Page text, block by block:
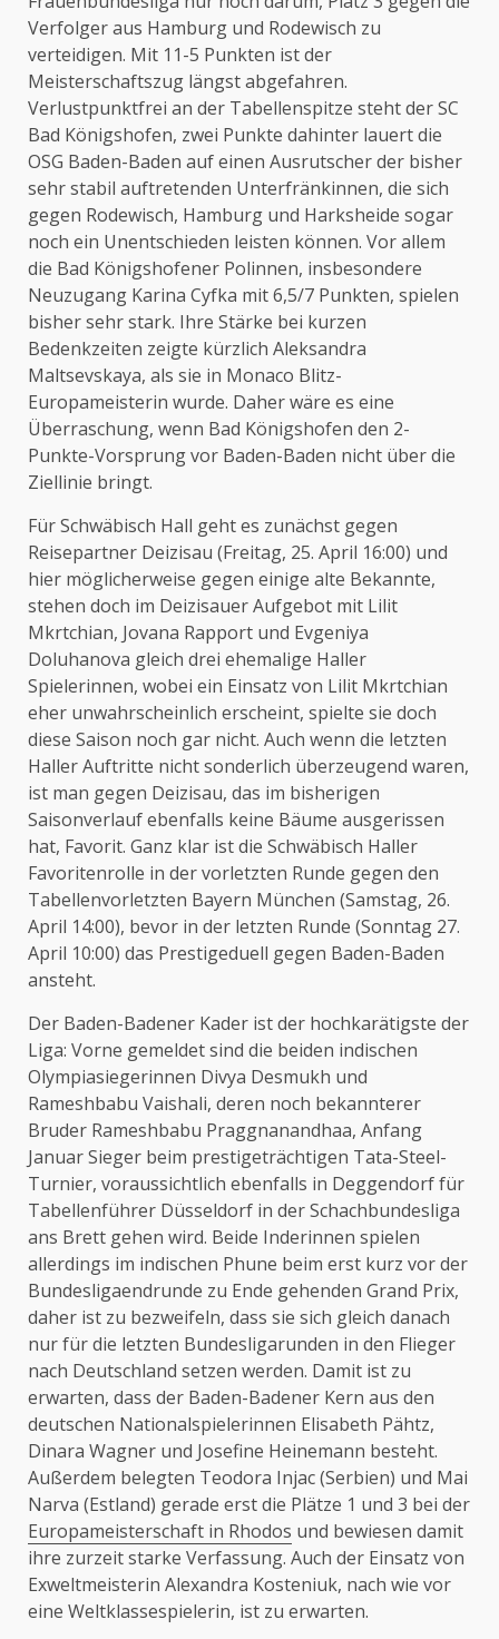
Verfolger aus Hamburg und Rodewisch zu
verteidigen. Mit 11-5 Punkten ist der
Meisterschaftszug längst abgefahren.
Verlustpunktfrei an der Tabellenspitze steht der SC
Bad Königshofen, zwei Punkte dahinter lauert die
OSG Baden-Baden auf einen Ausrutscher der bisher
sehr stabil auftretenden Unterfränkinnen, die sich
gegen Rodewisch, Hamburg und Harksheide sogar
noch ein Unentschieden leisten können. Vor allem
die Bad Königshofener Polinnen, insbesondere
Neuzugang Karina Cyfka mit 6,5/7 Punkten, spielen
bisher sehr stark. Ihre Stärke bei kurzen
Bedenkzeiten zeigte kürzlich Aleksandra
Maltsevskaya, als sie in Monaco Blitz-
Europameisterin wurde. Daher wäre es eine
Überraschung, wenn Bad Königshofen den 2-
Punkte-Vorsprung vor Baden-Baden nicht über die
Ziellinie bringt.
Für Schwäbisch Hall geht es zunächst gegen
Reisepartner Deizisau (Freitag, 25. April 16:00) und
hier möglicherweise gegen einige alte Bekannte,
stehen doch im Deizisauer Aufgebot mit Lilit
Mkrtchian, Jovana Rapport und Evgeniya
Doluhanova gleich drei ehemalige Haller
Spielerinnen, wobei ein Einsatz von Lilit Mkrtchian
eher unwahrscheinlich erscheint, spielte sie doch
diese Saison noch gar nicht. Auch wenn die letzten
Haller Auftritte nicht sonderlich überzeugend waren,
ist man gegen Deizisau, das im bisherigen
Saisonverlauf ebenfalls keine Bäume ausgerissen
hat, Favorit. Ganz klar ist die Schwäbisch Haller
Favoritenrolle in der vorletzten Runde gegen den
Tabellenvorletzten Bayern München (Samstag, 26.
April 14:00), bevor in der letzten Runde (Sonntag 27.
April 10:00) das Prestigeduell gegen Baden-Baden
ansteht.
Der Baden-Badener Kader ist der hochkarätigste der
Liga: Vorne gemeldet sind die beiden indischen
Olympiasiegerinnen Divya Desmukh und
Rameshbabu Vaishali, deren noch bekannterer
Bruder Rameshbabu Praggnanandhaa, Anfang
Januar Sieger beim prestigeträchtigen Tata-Steel-
Turnier, voraussichtlich ebenfalls in Deggendorf für
Tabellenführer Düsseldorf in der Schachbundesliga
ans Brett gehen wird. Beide Inderinnen spielen
allerdings im indischen Phune beim erst kurz vor der
Bundesligaendrunde zu Ende gehenden Grand Prix,
daher ist zu bezweifeln, dass sie sich gleich danach
nur für die letzten Bundesligarunden in den Flieger
nach Deutschland setzen werden. Damit ist zu
erwarten, dass der Baden-Badener Kern aus den
deutschen Nationalspielerinnen Elisabeth Pähtz,
Dinara Wagner und Josefine Heinemann besteht.
Außerdem belegten Teodora Injac (Serbien) und Mai
Narva (Estland) gerade erst die Plätze 1 und 3 bei der
Europameisterschaft in Rhodos und bewiesen damit
ihre zurzeit starke Verfassung. Auch der Einsatz von
Exweltmeisterin Alexandra Kosteniuk, nach wie vor
eine Weltklassespielerin, ist zu erwarten.